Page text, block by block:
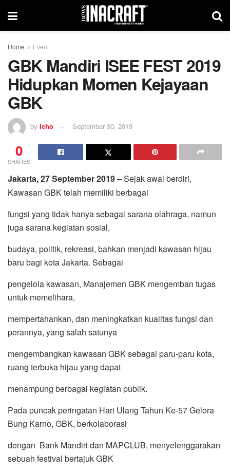
Home Event
GBK Mandiri ISEE FEST 2019
Hidupkan Momen Kejayaan
GBK
by Icho September 30, 2019
0
SHARES
Jakarta, 27 September 2019– Sejak awal berdiri,
Kawasan GBK telah memiliki berbagai
fungsi yang tidak hanya sebagai sarana olahraga, namun
juga sarana kegiatan sosial,
budaya, politik, rekreasi, bahkan menjadi kawasan hijau
baru bagi kota Jakarta. Sebagai
pengelola kawasan, Manajemen GBK mengemban tugas
untuk memelihara,
mempertahankan, dan meningkatkan kualitas fungsi dan
perannya, yang salah satunya
mengembangkan kawasan GBK sebagai paru-paru kota,
ruang terbuka hijau yang dapat
menampung berbagai kegiatan publik.
Pada puncak peringatan Hari Ulang Tahun Ke-57 Gelora
Bung Karno, GBK, berkolaborasi
dengan Bank Mandiri dan MAPCLUB, menyelenggarakan
sebuah festival bertajuk GBK